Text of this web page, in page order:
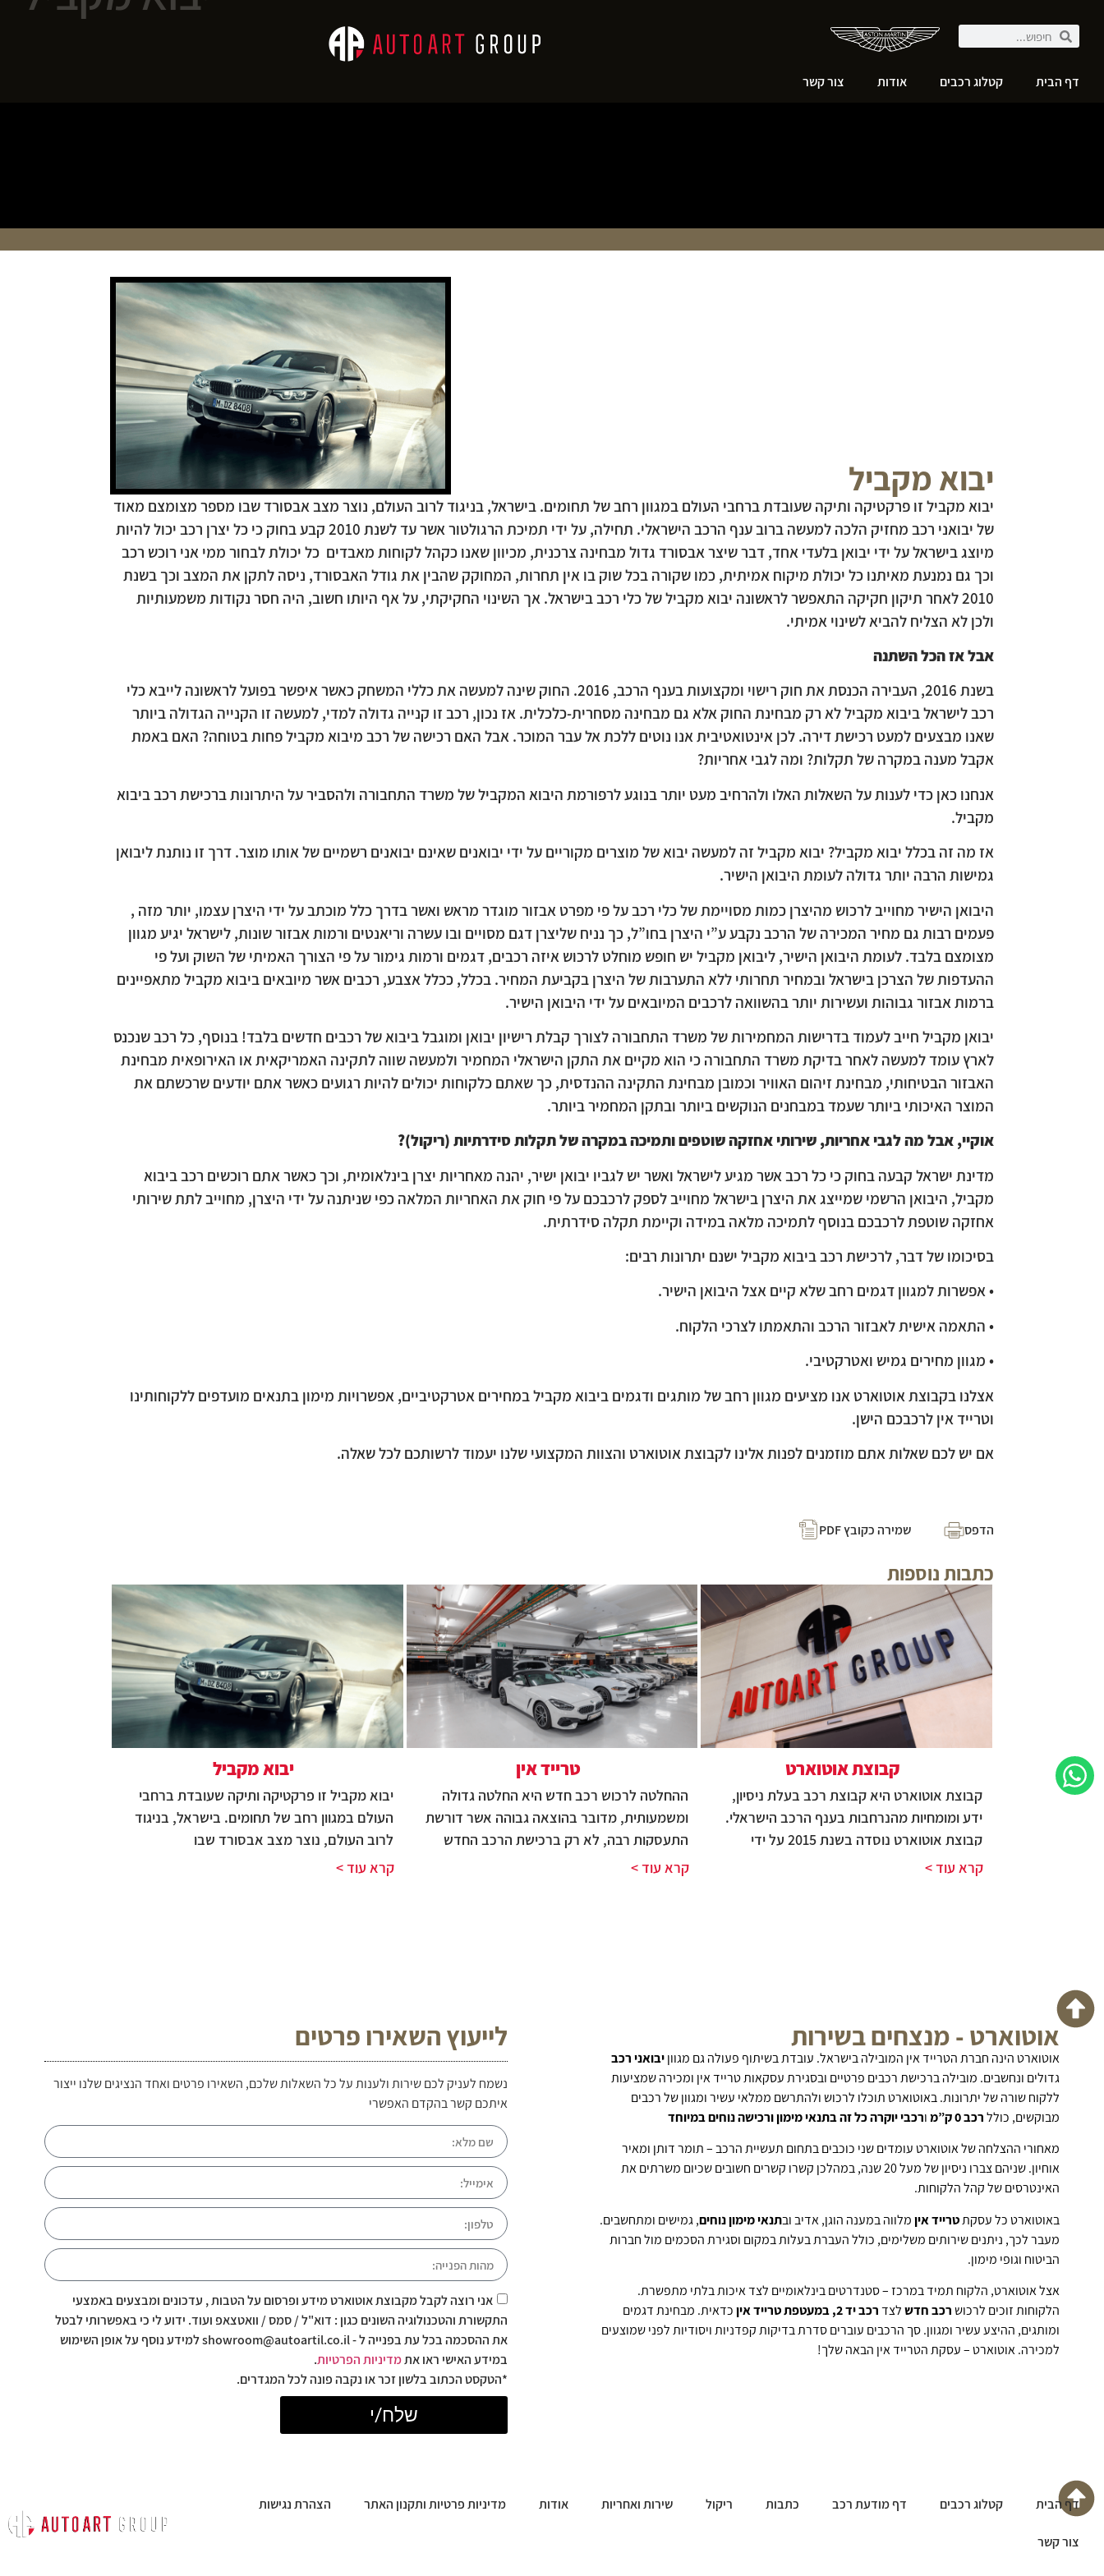
דף הבית קטלוג רכבים אודות צור קשר
יבוא מקביל
יבוא מקביל זו פרקטיקה ותיקה שעובדת ברחבי העולם במגוון רחב של תחומים. בישראל, בניגוד לרוב העולם, נוצר מצב אבסורד שבו מספר מצומצם מאוד
של יבואני רכב מחזיק הלכה למעשה ברוב ענף הרכב הישראלי. תחילה, על ידי תמיכת הרגולטור אשר עד לשנת 2010 קבע בחוק כי כל יצרן רכב יכול להיות
מיוצג בישראל על ידי יבואן בלעדי אחד, דבר שיצר אבסורד גדול מבחינה צרכנית, מכיוון שאנו כקהל לקוחות מאבדים כל יכולת לבחור ממי אני רוכש רכב
וכך גם נמנעת מאיתנו כל יכולת מיקוח אמיתית, כמו שקורה בכל שוק בו אין תחרות, המחוקק שהבין את גודל האבסורד, ניסה לתקן את המצב וכך בשנת
2010 לאחר תיקון חקיקה התאפשר לראשונה יבוא מקביל של כלי רכב בישראל. אך השינוי החקיקתי, על אף היותו חשוב, היה חסר נקודות משמעותיות
ולכן לא הצליח להביא לשינוי אמיתי.
אבל אז הכל השתנה
בשנת 2016, העבירה הכנסת את חוק רישוי ומקצועות בענף הרכב, 2016. החוק שינה למעשה את כללי המשחק כאשר איפשר בפועל לראשונה לייבא כלי
רכב לישראל ביבוא מקביל לא רק מבחינת החוק אלא גם מבחינה מסחרית-כלכלית. אז נכון, רכב זו קנייה גדולה למדי, למעשה זו הקנייה הגדולה ביותר
שאנו מבצעים למעט רכישת דירה. לכן אינטואטיבית אנו נוטים ללכת אל עבר המוכר. אבל האם רכישה של רכב מיבוא מקביל פחות בטוחה? האם באמת
אקבל מענה במקרה של תקלות? ומה לגבי אחריות?
אנחנו כאן כדי לענות על השאלות האלו ולהרחיב מעט יותר בנוגע לרפורמת היבוא המקביל של משרד התחבורה ולהסביר על היתרונות ברכישת רכב ביבוא
מקביל.
אז מה זה בכלל יבוא מקביל? יבוא מקביל זה למעשה יבוא של מוצרים מקוריים על ידי יבואנים שאינם יבואנים רשמיים של אותו מוצר. דרך זו נותנת ליבואן
גמישות הרבה יותר גדולה לעומת היבואן הישיר.
היבואן הישיר מחוייב לרכוש מהיצרן כמות מסויימת של כלי רכב על פי מפרט אבזור מוגדר מראש ואשר בדרך כלל מוכתב על ידי היצרן עצמו, יותר מזה ,
פעמים רבות גם מחיר המכירה של הרכב נקבע ע”י היצרן בחו”ל, כך נניח שליצרן דגם מסויים ובו עשרה וריאנטים ורמות אבזור שונות, לישראל יגיע מגוון
מצומצם בלבד. לעומת היבואן הישיר, ליבואן מקביל יש חופש מוחלט לרכוש איזה רכבים, דגמים ורמות גימור על פי הצורך האמיתי של השוק ועל פי
ההעדפות של הצרכן בישראל ובמחיר תחרותי ללא התערבות של היצרן בקביעת המחיר. בכלל, ככלל אצבע, רכבים אשר מיובאים ביבוא מקביל מתאפיינים
ברמות אבזור גבוהות ועשירות יותר בהשוואה לרכבים המיובאים על ידי היבואן הישיר.
יבואן מקביל חייב לעמוד בדרישות המחמירות של משרד התחבורה לצורך קבלת רישיון יבואן ומוגבל ביבוא של רכבים חדשים בלבד! בנוסף, כל רכב שנכנס
לארץ עומד למעשה לאחר בדיקת משרד התחבורה כי הוא מקיים את התקן הישראלי המחמיר ולמעשה שווה לתקינה האמריקאית או האירופאית מבחינת
האבזור הבטיחותי, מבחינת זיהום האוויר וכמובן מבחינת התקינה ההנדסית, כך שאתם כלקוחות יכולים להיות רגועים כאשר אתם יודעים שרכשתם את
המוצר האיכותי ביותר שעמד במבחנים הנוקשים ביותר ובתקן המחמיר ביותר.
אוקיי, אבל מה לגבי אחריות, שירותי אחזקה שוטפים ותמיכה במקרה של תקלות סידרתיות (ריקול)?​
מדינת ישראל קבעה בחוק כי כל רכב אשר מגיע לישראל ואשר יש לגביו יבואן ישיר, יהנה מאחריות יצרן בינלאומית, וכך כאשר אתם רוכשים רכב ביבוא
מקביל, היבואן הרשמי שמייצג את היצרן בישראל מחוייב לספק לרכבכם על פי חוק את האחריות המלאה כפי שניתנה על ידי היצרן, מחוייב לתת שירותי
אחזקה שוטפת לרכבכם בנוסף לתמיכה מלאה במידה וקיימת תקלה סידרתית.
בסיכומו של דבר, לרכישת רכב ביבוא מקביל ישנם יתרונות רבים:
• אפשרות למגוון דגמים רחב שלא קיים אצל היבואן הישיר.
• התאמה אישית לאבזור הרכב והתאמתו לצרכי הלקוח.
• מגוון מחירים גמיש ואטרקטיבי.
אצלנו בקבוצת אוטוארט אנו מציעים מגוון רחב של מותגים ודגמים ביבוא מקביל במחירים אטרקטיביים, אפשרויות מימון בתנאים מועדפים ללקוחותינו
וטרייד אין לרכבכם הישן.
אם יש לכם שאלות אתם מוזמנים לפנות אלינו לקבוצת אוטוארט והצוות המקצועי שלנו יעמוד לרשותכם לכל שאלה.
הדפס שמירה כקובץ PDF
כתבות נוספות
קבוצת אוטוארט
קבוצת אוטוארט היא קבוצת רכב בעלת ניסיון,
ידע ומומחיות מהנרחבות בענף הרכב הישראלי.
קבוצת אוטוארט נוסדה בשנת 2015 על ידי
קרא עוד >
טרייד אין
ההחלטה לרכוש רכב חדש היא החלטה גדולה
ומשמעותית, מדובר בהוצאה גבוהה אשר דורשת
התעסקות רבה, לא רק ברכישת הרכב החדש
קרא עוד >
יבוא מקביל
יבוא מקביל זו פרקטיקה ותיקה שעובדת ברחבי
העולם במגוון רחב של תחומים. בישראל, בניגוד
לרוב העולם, נוצר מצב אבסורד שבו
קרא עוד >
אוטוארט - מנצחים בשירות
אוטוארט הינה חברת הטריידאין המובילה בישראל. עובדת בשיתוף פעולה גם מגווןיבואני רכב
גדולים ונחשבים. מובילה ברכישת רכבים פרטיים ובסגירת עסקאות טרייד אין ומכירה שמציעות
ללקוח שורה של יתרונות. באוטוארט תוכלו לרכוש ולהתרשם ממלאי עשיר ומגוון של רכבים
מבוקשים, כוללרכב 0 ק”מ ורכבי יוקרה כל זה בתנאי מימון ורכישה נוחים במיוחד
מאחורי ההצלחה של אוטוארט עומדים שני כוכבים בתחום תעשיית הרכב–תומר דותן ומאיר
אוחיון. שניהם צברו ניסיון של מעל 20 שנה, במהלכן קשרו קשרים חשובים שכיום משרתים את
האינטרסים של קהל הלקוחות.
באוטוארט כל עסקתטרייד איןמלווה במענה הוגן, אדיב ובתנאי מימון נוחים, גמישים ומתחשבים.
מעבר לכך, ניתנים שירותים משלימים, כולל העברת בעלות במקום וסגירת הסכמים מול חברות
הביטוח וגופי מימון.
אצל אוטוארט, הלקוח תמיד במרכז–סטנדרטים בינלאומיים לצד איכות בלתי מתפשרת.
הלקוחות זוכים לרכושרכב חדשלצדרכב יד 2, במעטפת טרייד אין כדאית. מבחינת דגמים
ומותגים, ההיצע עשיר ומגוון. סך הרכבים עוברים סדרת בדיקות קפדניות ויסודיות לפני שמוצעים
למכירה. אוטוארט–עסקת הטרייד אין הבאה שלך!
לייעוץ השאירו פרטים
נשמח לעניק לכם שירות ולענות על כל השאלות שלכם, השאירו פרטים ואחד הנציגים שלנו ייצור
איתכם קשר בהקדם האפשרי
אני רוצה לקבל מקבוצת אוטוארט מידע ופרסום על הטבות , עדכונים ומבצעים באמצעי
התקשורת והטכנולוגיה השונים כגון : דוא"ל / סמס / וואטצאפ ועוד. ידוע לי כי באפשרותי לבטל
את ההסכמה בכל עת בפנייה ל - showroom@autoartil.co.il למידע נוסף על אופן השימוש
במידע האישי ראו אתמדיניות הפרטיות.
*הטקסט הכתוב בלשון זכר או נקבה פונה לכל המגדרים.
שלח/י
דף הבית קטלוג רכבים דף מודעת רכב כתבות ריקול שירות ואחריות אודות מדיניות פרטיות ותקנון האתר הצהרת נגישות
צור קשר